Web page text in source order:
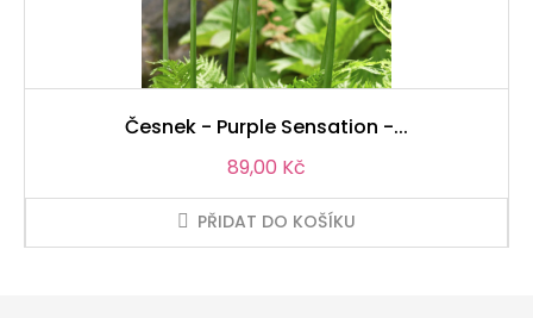
Česnek - Purple Sensation -...
Cena
89,00 Kč
PŘIDAT DO KOŠÍKU